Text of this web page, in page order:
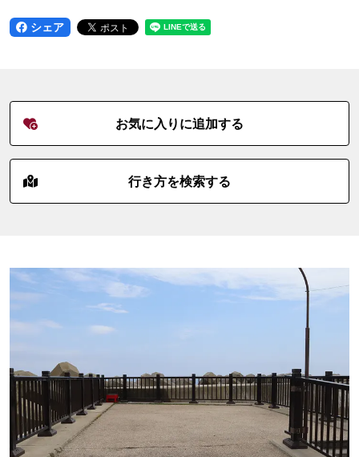
シェア
お気に入りに追加する
行き方を検索する